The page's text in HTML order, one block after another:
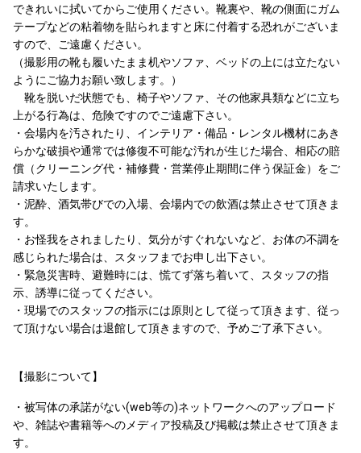
できれいに拭いてからご使用ください。靴裏や、靴の側面にガム
テープなどの粘着物を貼られますと床に付着する恐れがございま
すので、ご遠慮ください。
（撮影用の靴も履いたまま机やソファ、ベッドの上には立たない
ようにご協力お願い致します。）
靴を脱いだ状態でも、椅子やソファ、その他家具類などに立ち
上がる行為は、危険ですのでご遠慮下さい。
・会場内を汚されたり、インテリア・備品・レンタル機材にあき
らかな破損や通常では修復不可能な汚れが生じた場合、相応の賠
償（クリーニング代・補修費・営業停止期間に伴う保証金）をご
請求いたします。
・泥酔、酒気帯びでの入場、会場内での飲酒は禁止させて頂きま
す。
・お怪我をされましたり、気分がすぐれないなど、お体の不調を
感じられた場合は、スタッフまでお申し出下さい。
・緊急災害時、避難時には、慌てず落ち着いて、スタッフの指
示、誘導に従ってください。
・現場でのスタッフの指示には原則として従って頂きます、従っ
て頂けない場合は退館して頂きますので、予めご了承下さい。
【撮影について】
・被写体の承諾がない(web等の)ネットワークへのアップロード
や、雑誌や書籍等へのメディア投稿及び掲載は禁止させて頂きま
す。